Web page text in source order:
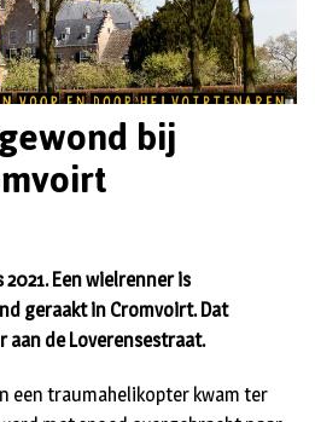
bij
2021. Een wielrenner is
geraakt in Cromvoirt. Dat
aan de Loverensestraat.
een traumahelikopter kwam ter